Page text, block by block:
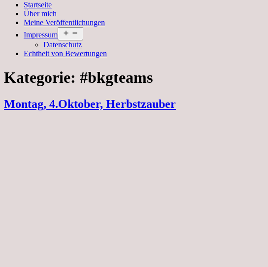
Startseite
Über mich
Meine Veröffentlichungen
Impressum
öffnen
Datenschutz
Echtheit von Bewertungen
Kategorie: #bkgteams
Montag, 4.Oktober, Herbstzauber